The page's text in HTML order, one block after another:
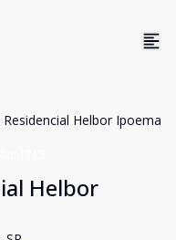
Helbor Ipoema
Helbor